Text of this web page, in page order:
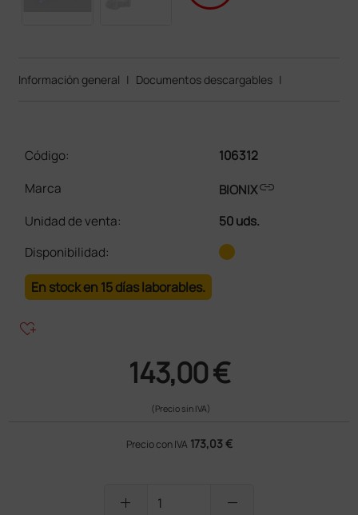
Información general | Documentos descargables |
Código:
106312
Marca
BIONIXlink
Unidad de venta:
50 uds.
Disponibilidad:
En stock en 15 días laborables.
heart_plus
143,00 €
(Precio sin IVA)
Precio con IVA 173,03 €
add remove